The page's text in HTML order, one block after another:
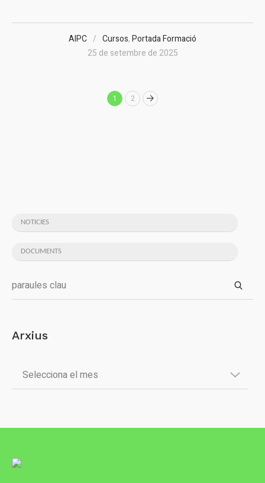
AIPC Cursos,Portada Formació
25 de setembre de 2025
1 2
NOTICIES
DOCUMENTS
Arxius